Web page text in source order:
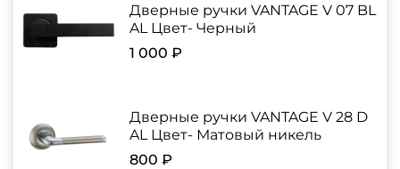
Дверные ручки VANTAGE V 07 BL
AL Цвет- Черный
1 000 ₽
Дверные ручки VANTAGE V 28 D
AL Цвет- Матовый никель
800 ₽